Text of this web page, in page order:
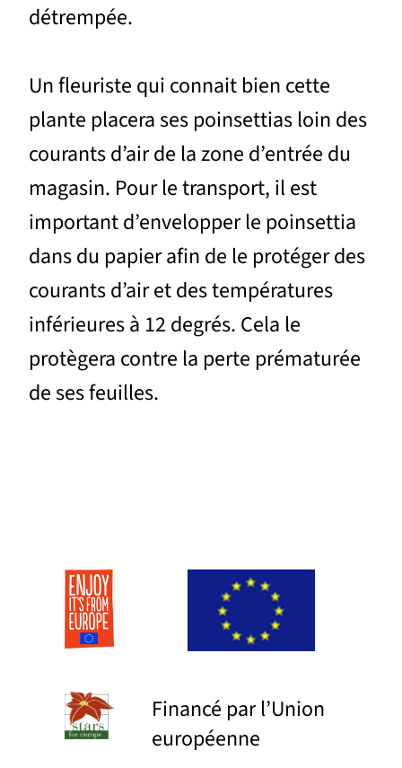
détrempée.
Un fleuriste qui connait bien cette
plante placera ses poinsettias loin des
courants d’air de la zone d’entrée du
magasin. Pour le transport, il est
important d’envelopper le poinsettia
dans du papier afin de le protéger des
courants d’air et des températures
inférieures à 12 degrés. Cela le
protègera contre la perte prématurée
de ses feuilles.
Financé par l’Union
européenne